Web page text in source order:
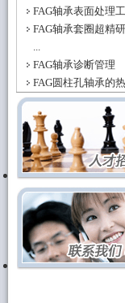
FAG轴承表面处理
FAG轴承套圈超精
...
FAG轴承诊断管理
FAG圆柱孔轴承的